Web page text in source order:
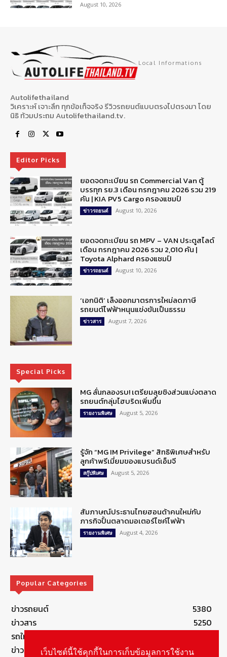
August 10, 2026
Local Informations
Autolifethailand
วิเคราะห์ เจาะลึก ทุกข้อเท็จจริง รีวิวรถยนต์แบบตรงไปตรงมา โดย
นิธิ ท้วมประถม Autolifethailand.tv.
Editor Picks
ยอดจดทะเบียน รถ Commercial Van ตู้
บรรทุก รย.3 เดือน กรกฎาคม 2026 รวม 219
คัน | KIA PV5 Cargo ครองแชมป์
ข่าวรถยนต์ August 10, 2026
ยอดจดทะเบียน รถ MPV – VAN ประตูสไลด์
เดือน กรกฎาคม 2026 รวม 2,010 คัน |
Toyota Alphard ครองแชมป์
ข่าวรถยนต์ August 10, 2026
‘เอกนิติ’ เล็งออกมาตรการใหม่ลดภาษี
รถยนต์ไฟฟ้าหนุนแข่งขันเป็นธรรม
ข่าวสาร August 7, 2026
Special Picks
MG ลั่นกลองรบ! เตรียมลุยชิงส่วนแบ่งตลาด
รถยนต์กลุ่มไฮบริดเพิ่มขึ้น
รายงานพิเศษ August 5, 2026
รู้จัก “MG IM Privilege” สิทธิพิเศษสำหรับ
ลูกค้าพรีเมี่ยมของแบรนด์เอ็มจี
สกู๊ปพิเศษ August 5, 2026
สัมภาษณ์ประธานไทยฮอนด้าคนใหม่กับ
ภารกิจปั้นตลาดมอเตอร์ไซค์ไฟฟ้า
รายงานพิเศษ August 4, 2026
Popular Categories
ข่าวรถยนต์
5380
ข่าวสาร
5250
รถใหม่
ข่าวประชาสัมพันธ์เว็บไซต์นี้ใช้คุกกี้ในการเก็บข้อมูลการใช้งาน